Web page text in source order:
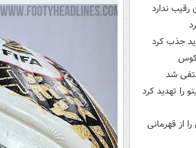
ندارد
شد
را تهدید کرد
از قهرمانی